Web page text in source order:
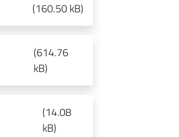
(160.50 kB)
(614.76
kB)
(14.08
kB)